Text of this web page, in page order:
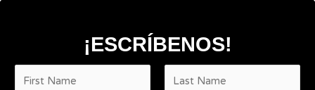
¡ESCRÍBENOS!